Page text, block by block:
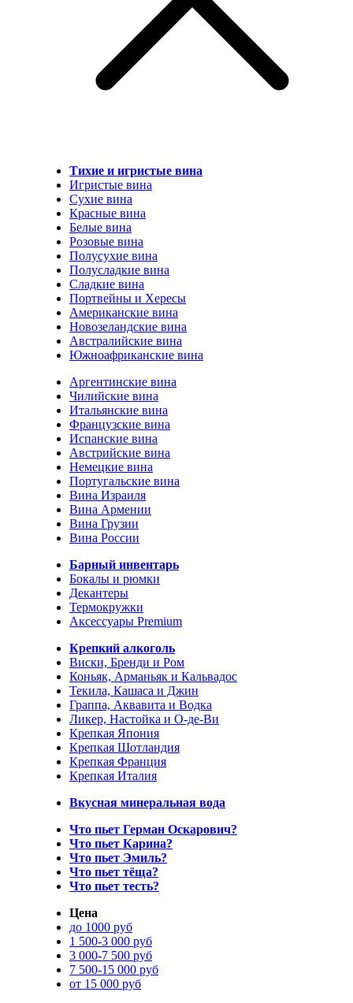
Тихие и игристые вина
Игристые вина
Сухие вина
Красные вина
Белые вина
Розовые вина
Полусухие вина
Полусладкие вина
Сладкие вина
Портвейны и Хересы
Американские вина
Новозеландские вина
Австралийские вина
Южноафриканские вина
Аргентинские вина
Чилийские вина
Итальянские вина
Французские вина
Испанские вина
Австрийские вина
Немецкие вина
Португальские вина
Вина Израиля
Вина Армении
Вина Грузии
Вина России
Барный инвентарь
Бокалы и рюмки
Декантеры
Термокружки
Аксессуары Premium
Крепкий алкоголь
Виски, Бренди и Ром
Коньяк, Арманьяк и Кальвадос
Текила, Кашаса и Джин
Граппа, Аквавита и Водка
Ликер, Настойка и О-де-Ви
Крепкая Япония
Крепкая Шотландия
Крепкая Франция
Крепкая Италия
Вкусная минеральная вода
Что пьет Герман Оскарович?
Что пьет Карина?
Что пьет Эмиль?
Что пьет тёща?
Что пьет тесть?
Цена
до 1000 руб
1 500-3 000 руб
3 000-7 500 руб
7 500-15 000 руб
от 15 000 руб